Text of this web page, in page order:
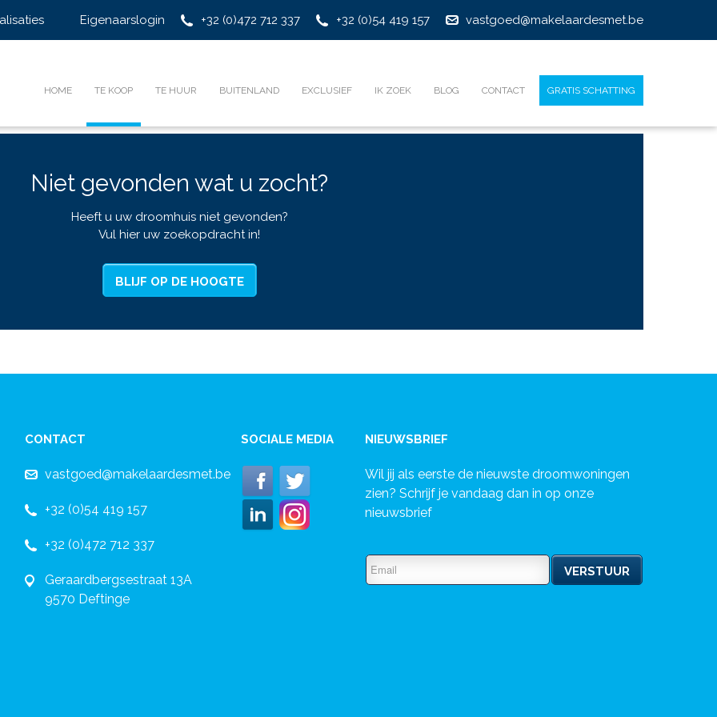
vastgoed@makelaardesmet.be
+32 (0)54 419 157
+32 (0)472 712 337
Eigenaarslogin
HOME TE KOOP TE HUUR BUITENLAND EXCLUSIEF IK ZOEK BLOG CONTACT GRATIS SCHATTING
Niet gevonden wat u zocht?
Heeft u uw droomhuis niet gevonden?
Vul hier uw zoekopdracht in!
BLIJF OP DE HOOGTE
CONTACT
vastgoed@makelaardesmet.be
+32 (0)54 419 157
+32 (0)472 712 337
Geraardbergsestraat 13A
9570 Deftinge
SOCIALE MEDIA NIEUWSBRIEF
Wil jij als eerste de nieuwste droomwoningen
zien? Schrijf je vandaag dan in op onze
nieuwsbrief